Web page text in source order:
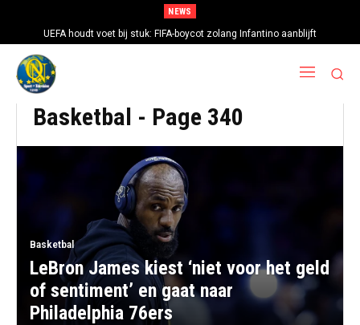
NEWS
UEFA houdt voet bij stuk: FIFA-boycot zolang Infantino aanblijft
Basketbal - Page 340
Basketbal
LeBron James kiest ‘niet voor het geld
of sentiment’ en gaat naar
Philadelphia 76ers